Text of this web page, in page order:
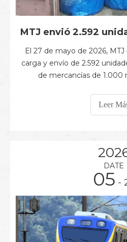
El 27 de mayo de 2026,
carga y envío de 2.592
de mercancías de
inspeccionadas
normas técnicas
Leer
DATE
05 -